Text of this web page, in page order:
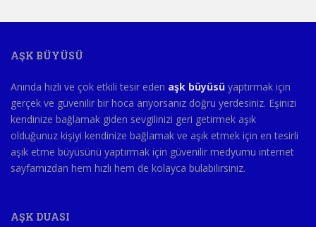
AŞK BÜYÜSÜ
Anında hızlı ve çok etkili tesir eden aşk büyüsü yaptırmak için
gerçek ve güvenilir bir hoca arıyorsanız doğru yerdesiniz. Eşinizi
kendinize bağlamak giden sevgilinizi geri getirmek aşık
olduğunuz kişiyi kendinize bağlamak ve aşık etmek için en tesirli
aşık etme büyüsünü yaptırmak için güvenilir medyumu internet
sayfamızdan hem hızlı hem de kolayca bulabilirsiniz.
AŞK DUASI